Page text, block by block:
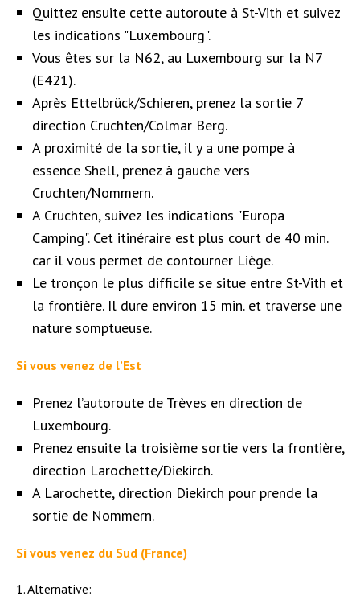
Quittez ensuite cette autoroute à St-Vith et suivez
les indications "Luxembourg".
Vous êtes sur la N62, au Luxembourg sur la N7
(E421).
Après Ettelbrück/Schieren, prenez la sortie 7
direction Cruchten/Colmar Berg.
A proximité de la sortie, il y a une pompe à
essence Shell, prenez à gauche vers
Cruchten/Nommern.
A Cruchten, suivez les indications "Europa
Camping". Cet itinéraire est plus court de 40 min.
car il vous permet de contourner Liège.
Le tronçon le plus difficile se situe entre St-Vith et
la frontière. Il dure environ 15 min. et traverse une
nature somptueuse.
Si vous venez de l’Est
Prenez l’autoroute de Trèves en direction de
Luxembourg.
Prenez ensuite la troisième sortie vers la frontière,
direction Larochette/Diekirch.
A Larochette, direction Diekirch pour prende la
sortie de Nommern.
Si vous venez du Sud (France)
1. Alternative: